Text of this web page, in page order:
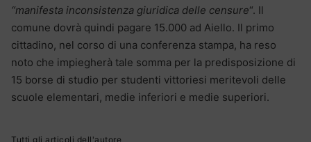
“manifesta inconsistenza giuridica delle censure“. Il
comune dovrà quindi pagare 15.000 ad Aiello. Il primo
cittadino, nel corso di una conferenza stampa, ha reso
noto che impiegherà tale somma per la predisposizione di
15 borse di studio per studenti vittoriesi meritevoli delle
scuole elementari, medie inferiori e medie superiori.
Tutti gli articoli dell'autore